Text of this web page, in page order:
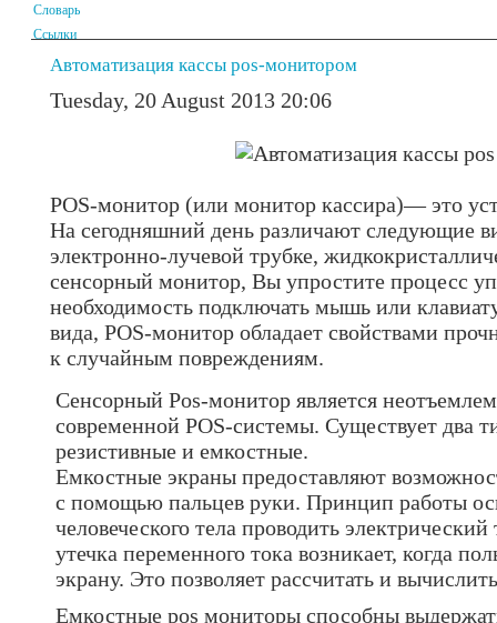
Словарь
Ссылки
Автоматизация кассы pos-монитором
Tuesday, 20 August 2013 20:06
POS-монитор (или монитор кассира)— это
На сегодняшний день различают следующие
электронно-лучевой трубке,
сенсорный монитор, Вы упростите процесс
необходимость подключать мышь или
вида, POS-монитор обладает свойствами
к случайным повреждениям.
Сенсорный Pos-монитор является
современной POS-системы. Существует два
резистивные и емкостные.
Емкостные экраны предоставляют
с помощью пальцев руки. Принцип работы
человеческого тела проводить
утечка переменного тока возникает, когда
экрану. Это позволяет рассчитать и
Емкостные pos мониторы способны